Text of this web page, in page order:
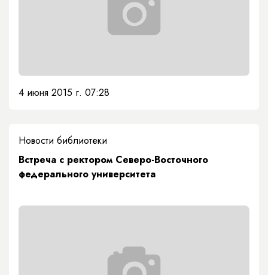
4 июня 2015 г. 07:28
Новости библиотеки
Встреча с ректором Северо-Восточного
федерального университета